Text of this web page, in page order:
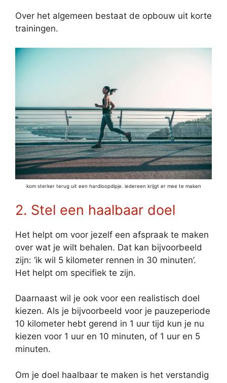
Over het algemeen bestaat de opbouw uit korte
trainingen.
kom sterker terug uit een hardloopdipje. iedereen krijgt er mee te maken
2. Stel een haalbaar doel
Het helpt om voor jezelf een afspraak te maken
over wat je wilt behalen. Dat kan bijvoorbeeld
zijn: ‘ik wil 5 kilometer rennen in 30 minuten’.
Het helpt om specifiek te zijn.
Daarnaast wil je ook voor een realistisch doel
kiezen. Als je bijvoorbeeld voor je pauzeperiode
10 kilometer hebt gerend in 1 uur tijd kun je nu
kiezen voor 1 uur en 10 minuten, of 1 uur en 5
minuten.
Om je doel haalbaar te maken is het verstandig